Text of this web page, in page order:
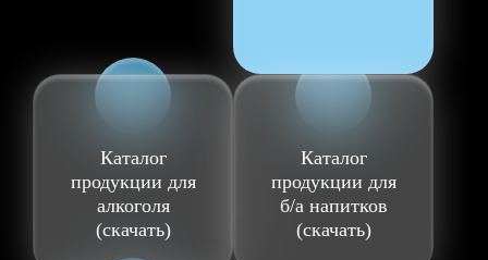
Каталог
продукции для
алкоголя
(скачать)
Каталог
продукции для
б/а напитков
(скачать)